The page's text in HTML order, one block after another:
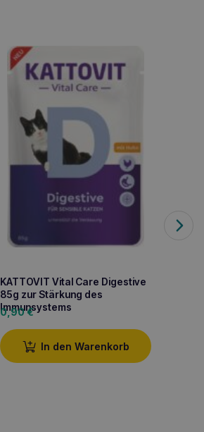
KATTOVIT Vital Care Digestive
85g zur Stärkung des
Immunsystems
0,90€
In den Warenkorb
85g